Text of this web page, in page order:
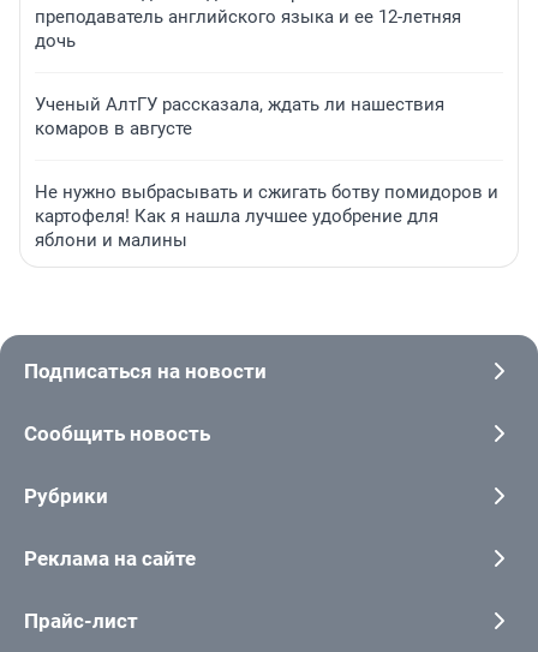
преподаватель английского языка и ее 12-летняя
дочь
Ученый АлтГУ рассказала, ждать ли нашествия
комаров в августе
Не нужно выбрасывать и сжигать ботву помидоров и
картофеля! Как я нашла лучшее удобрение для
яблони и малины
Подписаться на новости
Сообщить новость
Рубрики
Реклама на сайте
Прайс-лист